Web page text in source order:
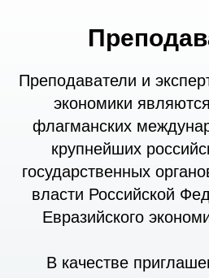
Преподаватели и
экономики
флагманских
крупнейших
государственных
власти Российской
Евразийского
В качестве